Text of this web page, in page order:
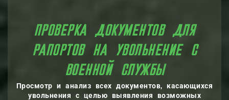
ДЛЯ
НА
Просмотр и анализ всех документов, касающихся
увольнения с целью выявления возможных